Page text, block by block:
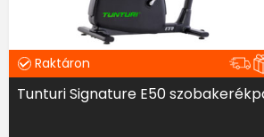
Raktáron
Tunturi Signature E50